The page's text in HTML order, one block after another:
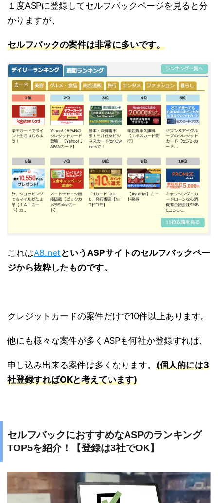
１度ASPに登録してセルフバックページを見ると分
かりますが、
セルフバックの案件は非常に多いです。
これはA8.netというASPサイトのセルフバックペー
ジから抜粋したものです。
クレジットカードの案件だけで10件以上あります。
他にも様々な案件が多くASPも何社か登録すれば、
申し込み出来る案件は多くなります。 (個人的には3
社登録すればOKと考えています)
セルフバックにおすすめなASPのランキング
TOP5を紹介！【登録は3社でOK】